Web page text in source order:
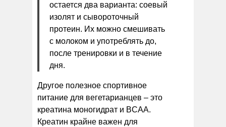
остается два варианта: соевый
изолят и сывороточный
протеин. Их можно смешивать
с молоком и употреблять до,
после тренировки и в течение
дня.
Другое полезное спортивное
питание для вегетарианцев – это
креатина моногидрат и BCAA.
Креатин крайне важен для